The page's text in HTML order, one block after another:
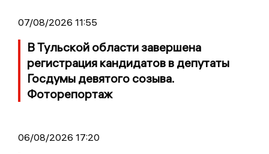
07/08/2026 11:55
В Тульской области завершена
регистрация кандидатов в депутаты
Госдумы девятого созыва.
Фоторепортаж
06/08/2026 17:20